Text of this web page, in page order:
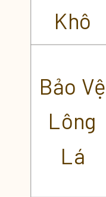
Khô
Bảo Vệ
Lông
Lá